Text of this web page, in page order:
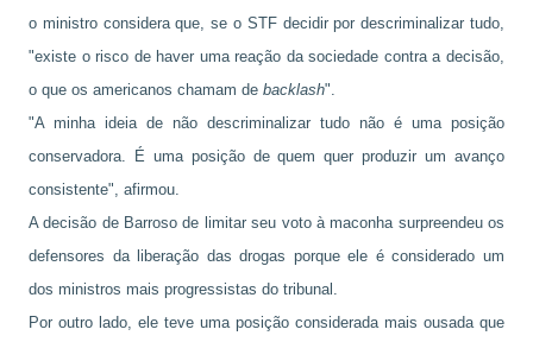
o ministro considera que, se o STF decidir por descriminalizar tudo,
"existe o risco de haver uma reação da sociedade contra a decisão,
o que os americanos chamam de backlash".
"A minha ideia de não descriminalizar tudo não é uma posição
conservadora. É uma posição de quem quer produzir um avanço
consistente", afirmou.
A decisão de Barroso de limitar seu voto à maconha surpreendeu os
defensores da liberação das drogas porque ele é considerado um
dos ministros mais progressistas do tribunal.
Por outro lado, ele teve uma posição considerada mais ousada que